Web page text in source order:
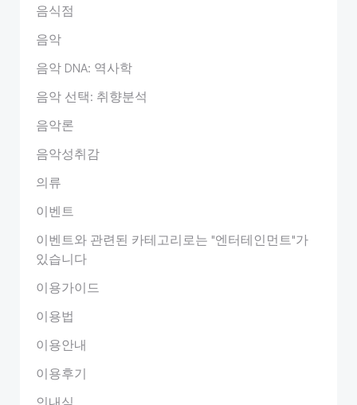
음식점
음악
음악 DNA: 역사학
음악 선택: 취향분석
음악론
음악성취감
의류
이벤트
이벤트와 관련된 카테고리로는 "엔터테인먼트"가
있습니다
이용가이드
이용법
이용안내
이용후기
인내심